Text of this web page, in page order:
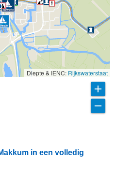
Diepte & IENC: Rijkswaterstaat
in een volledig